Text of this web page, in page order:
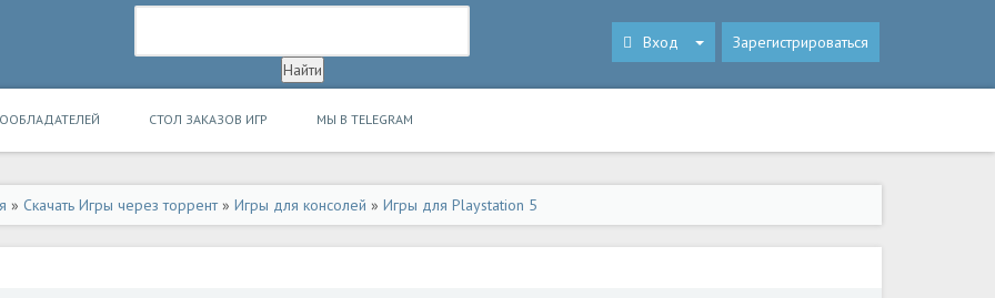
Вход Зарегистрироваться
СТОЛ ЗАКАЗОВ ИГР МЫ В TELEGRAM
» Скачать Игры через торрент» Игры для консолей » Игры для Playstation 5